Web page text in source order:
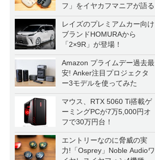
フ」をイヤカフマニアが語る
レイズのプレミアムカー向け
ブランドHOMURAから
「2×9R」が登場！
Amazon プライムデー過去最
安! Anker注目プロジェクタ
ー3モデルを使ってみた
マウス、RTX 5060 Ti搭載ゲ
ーミングPCが7万5,000円オ
フで30万円台！
エントリーなのに脅威の実
力!「Osprey」Noble Audioワ